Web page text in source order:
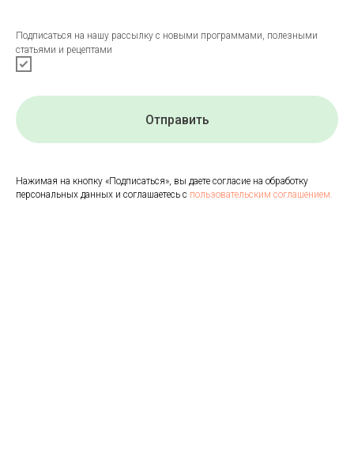
Подписаться на нашу рассылку с новыми программами, полезными
статьями и рецептами
Отправить
Нажимая на кнопку «Подписаться», вы даете согласие на обработку
персональных данных и соглашаетесь с пользовательским соглашением.